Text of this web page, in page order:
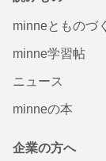
minneとものづ
minne学習帖
ニュース
minneの本
企業の方へ